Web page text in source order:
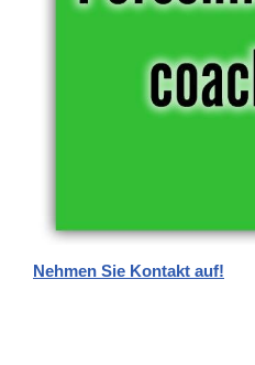
Nehmen Sie Kontakt auf!